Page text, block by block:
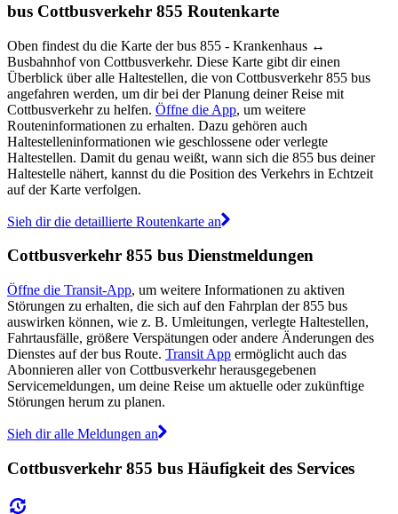
bus Cottbusverkehr 855 Routenkarte
Oben findest du die Karte der bus 855 - Krankenhaus ↔︎
Busbahnhof von Cottbusverkehr. Diese Karte gibt dir einen
Überblick über alle Haltestellen, die von Cottbusverkehr 855 bus
angefahren werden, um dir bei der Planung deiner Reise mit
Cottbusverkehr zu helfen. Öffne die App, um weitere
Routeninformationen zu erhalten. Dazu gehören auch
Haltestelleninformationen wie geschlossene oder verlegte
Haltestellen. Damit du genau weißt, wann sich die 855 bus deiner
Haltestelle nähert, kannst du die Position des Verkehrs in Echtzeit
auf der Karte verfolgen.
Sieh dir die detaillierte Routenkarte an
Cottbusverkehr 855 bus Dienstmeldungen
Öffne die Transit-App, um weitere Informationen zu aktiven
Störungen zu erhalten, die sich auf den Fahrplan der 855 bus
auswirken können, wie z. B. Umleitungen, verlegte Haltestellen,
Fahrtausfälle, größere Verspätungen oder andere Änderungen des
Dienstes auf der bus Route. Transit App ermöglicht auch das
Abonnieren aller von Cottbusverkehr herausgegebenen
Servicemeldungen, um deine Reise um aktuelle oder zukünftige
Störungen herum zu planen.
Sieh dir alle Meldungen an
Cottbusverkehr 855 bus Häufigkeit des Services